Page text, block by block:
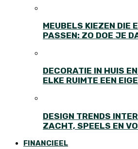
MEUBELS KIEZEN DIE
PASSEN: ZO DOE JE
DECORATIE IN HUIS
ELKE RUIMTE EEN
DESIGN TRENDS
ZACHT, SPEELS EN
FINANCIEEL